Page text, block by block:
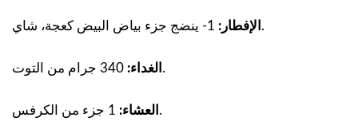
الإفطار: 1- ينضج جزء بياض البيض كعجة، شاي.
الغداء: 340 جرام من التوت.
العشاء: 1 جزء من الكرفس.